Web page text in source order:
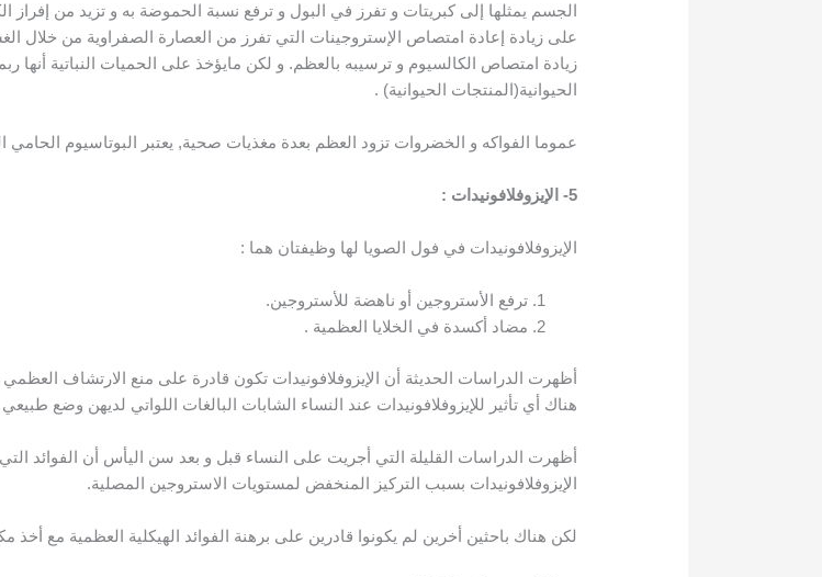
الجسم يمثلها إلى كبريتات و تفرز في البول و ترفع نسبة الحموضة به و تزيد من إفراز
على زيادة إعادة امتصاص الإستروجينات التي تفرز من العصارة الصفراوية من خلال
زيادة امتصاص الكالسيوم و ترسيبه بالعظم. و لكن مايؤخذ على الحميات النباتية أنها
الحيوانية(المنتجات الحيوانية) .
عموما الفواكه و الخضروات تزود العظم بعدة مغذيات صحية, يعتبر البوتاسيوم الحامي
5- الإيزوفلافونيدات :
الإيزوفلافونيدات في فول الصويا لها وظيفتان هما :
ترفع الأستروجين أو ناهضة للأستروجين.
مضاد أكسدة في الخلايا العظمية .
أظهرت الدراسات الحديثة أن الإيزوفلافونيدات تكون قادرة على منع الارتشاف
هناك أي تأثير للإيزوفلافونيدات عند النساء الشابات البالغات اللواتي لديهن وضع
أظهرت الدراسات القليلة التي أجريت على النساء قبل و بعد سن اليأس أن الفوائد
الإيزوفلافونيدات بسبب التركيز المنخفض لمستويات الاستروجين المصلية.
لكن هناك باحثين أخرين لم يكونوا قادرين على برهنة الفوائد الهيكلية العظمية مع أخذ